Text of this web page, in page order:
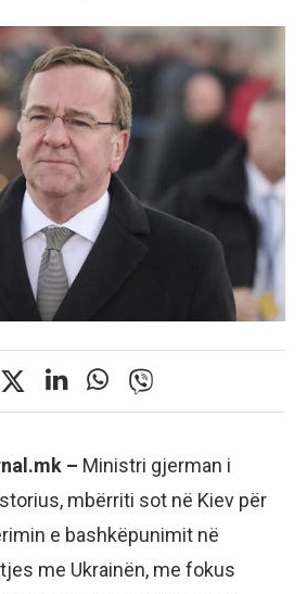
– Ministri gjerman i
mbërriti sot në Kiev për
e bashkëpunimit në
me Ukrainën, me fokus